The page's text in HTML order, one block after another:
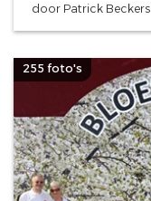
door Patrick Beckers
255 foto's